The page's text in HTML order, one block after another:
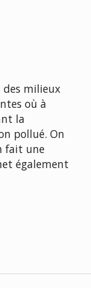
des milieux
où à
la
pollué. On
fait une
également